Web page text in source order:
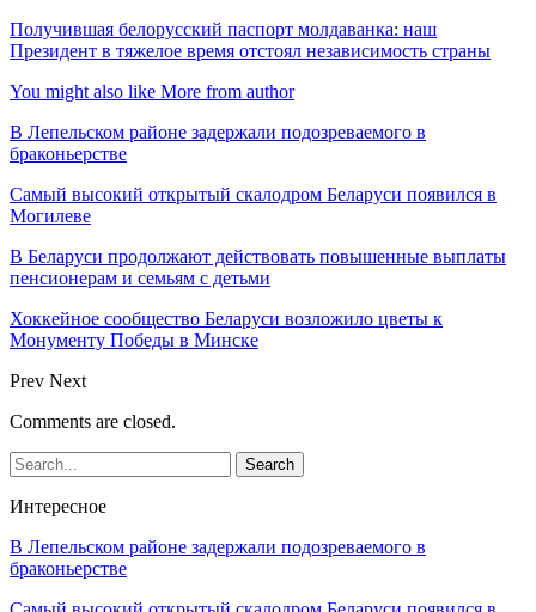
Получившая белорусский паспорт молдаванка: наш
Президент в тяжелое время отстоял независимость страны
You might also like More from author
В Лепельском районе задержали подозреваемого в
браконьерстве
Самый высокий открытый скалодром Беларуси появился в
Могилеве
В Беларуси продолжают действовать повышенные выплаты
пенсионерам и семьям с детьми
Хоккейное сообщество Беларуси возложило цветы к
Монументу Победы в Минске
Prev Next
Comments are closed.
Интересное
В Лепельском районе задержали подозреваемого в
браконьерстве